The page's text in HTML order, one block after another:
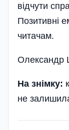
відчути
Позитивні
читачам.
Олександр
На знімку:
не